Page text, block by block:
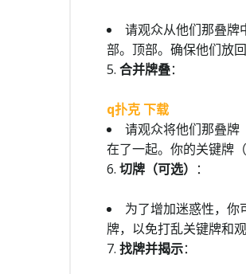
请观众从他们那叠牌
部。顶部。确保他们放
5. 合并牌叠：
q扑克 下载
请观众将他们那叠牌
在了一起。你的关键牌
6. 切牌（可选） ：
为了增加迷惑性，你
牌，以免打乱关键牌和
7. 找牌并揭示：